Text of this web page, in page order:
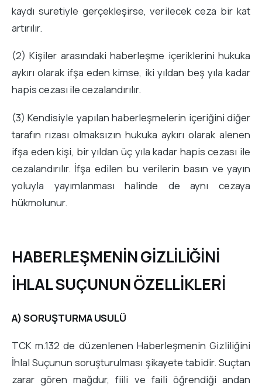
kaydı suretiyle gerçekleşirse, verilecek ceza bir kat
artırılır.
(2) Kişiler arasındaki haberleşme içeriklerini hukuka
aykırı olarak ifşa eden kimse, iki yıldan beş yıla kadar
hapis cezası ile cezalandırılır.
(3) Kendisiyle yapılan haberleşmelerin içeriğini diğer
tarafın rızası olmaksızın hukuka aykırı olarak alenen
ifşa eden kişi, bir yıldan üç yıla kadar hapis cezası ile
cezalandırılır. İfşa edilen bu verilerin basın ve yayın
yoluyla yayımlanması halinde de aynı cezaya
hükmolunur.
HABERLEŞMENİN GİZLİLİĞİNİ
İHLAL SUÇUNUN ÖZELLİKLERİ
A) SORUŞTURMA USULÜ
TCK m.132 de düzenlenen Haberleşmenin Gizliliğini
İhlal Suçunun soruşturulması şikayete tabidir. Suçtan
zarar gören mağdur, fiili ve faili öğrendiği andan